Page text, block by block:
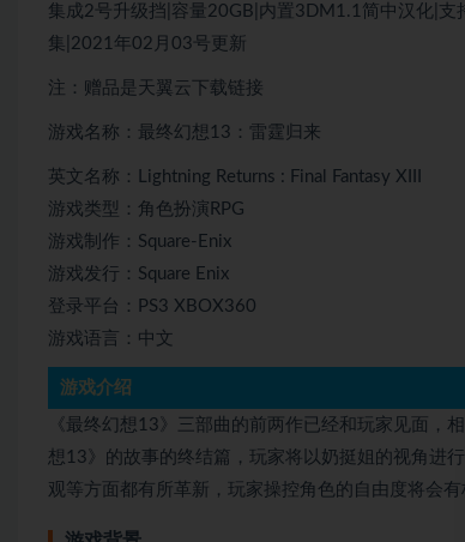
集成2号升级挡|容量20GB|内置3DM1.1简中汉化|
集|2021年02月03号更新
注：赠品是天翼云下载链接
游戏名称：最终幻想13：雷霆归来
英文名称：Lightning Returns : Final Fantasy XIII
游戏类型：角色扮演RPG
游戏制作：Square-Enix
游戏发行：Square Enix
登录平台：PS3 XBOX360
游戏语言：中文
游戏介绍
《最终幻想13》三部曲的前两作已经和玩家见面，
想13》的故事的终结篇，玩家将以奶挺姐的视角进
观等方面都有所革新，玩家操控角色的自由度将会有